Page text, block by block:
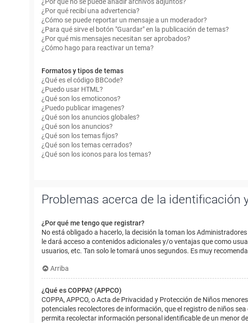
¿Por qué recibí una advertencia?
¿Cómo se puede reportar un mensaje a un moderador?
¿Para qué sirve el botón "Guardar" en la publicación de temas?
¿Por qué mis mensajes necesitan ser aprobados?
¿Cómo hago para reactivar un tema?
Formatos y tipos de temas
¿Qué es el código BBCode?
¿Puedo usar HTML?
¿Qué son los emoticonos?
¿Puedo publicar imagenes?
¿Qué son los anuncios globales?
¿Qué son los anuncios?
¿Qué son los temas fijos?
¿Qué son los temas cerrados?
¿Qué son los iconos para los temas?
Problemas acerca de la identificación
¿Por qué me tengo que registrar?
No está obligado a hacerlo, la decisión la toman los
le dará acceso a contenidos adicionales y/o ventajas que como
usuarios, etc. Tan solo le tomará unos segundos. Es muy
Arriba
¿Qué es COPPA? (APPCO)
COPPA, APPCO, o Acta de Privacidad y Protección de Niños
potenciales recolectores de información, que el registro de niños
permita recolectar información personal identificable de un menor